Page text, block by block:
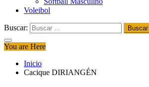
Voleibol​
Buscar:
You are Here
Inicio
Cacique DIRIANGÉN